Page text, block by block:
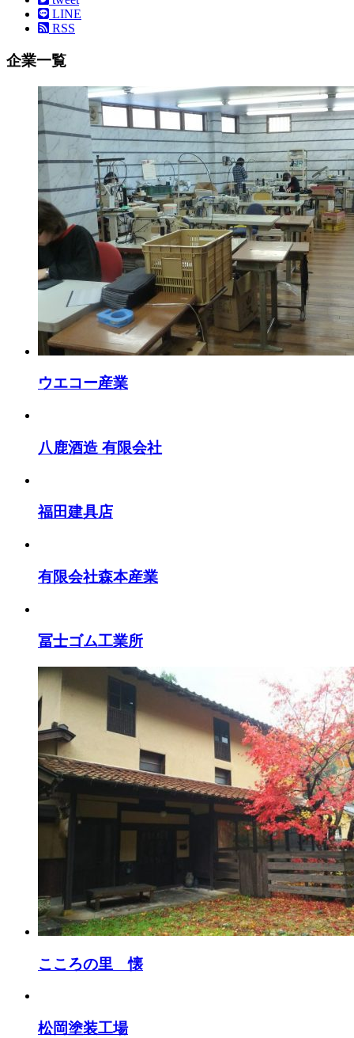
LINE
RSS
企業一覧
ウエコー産業
八鹿酒造 有限会社
福田建具店
有限会社森本産業
冨士ゴム工業所
こころの里 懐
松岡塗装工場